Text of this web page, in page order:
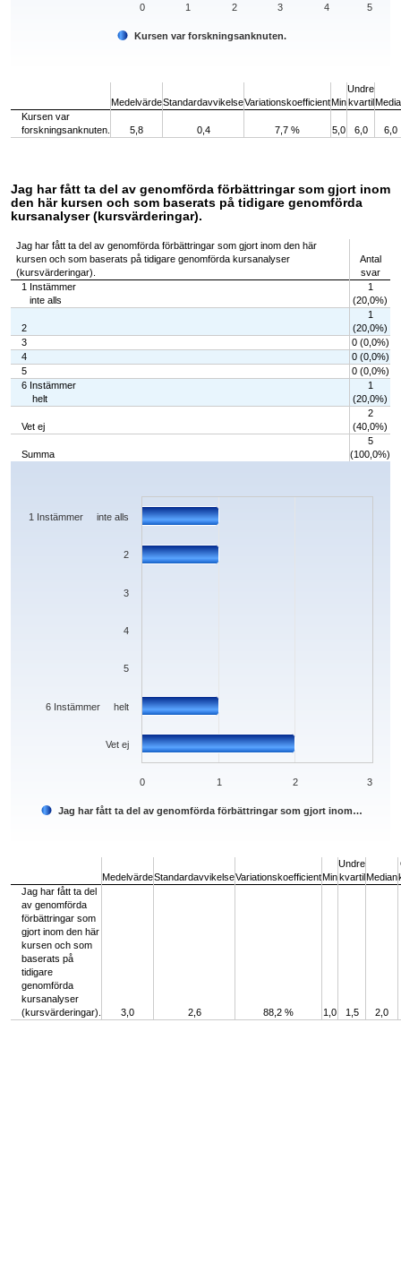
Kursen var forskningsanknuten.
0 1 2 3 4 5
MedelvärdeStandardavvikelseVariationskoefficientMin
Undre
kvartil
Kursen var
forskningsanknuten.
5,8 0,4 7,7 % 5,0 6,0 6,0
Jag har fått ta del av genomförda förbättringar som gjort inom
den här kursen och som baserats på tidigare genomförda
kursanalyser (kursvärderingar).
Jag har fått ta del av genomförda förbättringar som gjort inom den här
kursen och som baserats på tidigare genomförda kursanalyser
(kursvärderingar).
Antal
svar
1 Instämmer
inte alls
1
(20,0%)
2
1
(20,0%)
3
0 (0,0%)
4
0 (0,0%)
5
0 (0,0%)
6 Instämmer
helt
1
(20,0%)
Vet ej
2
(40,0%)
Summa
5
(100,0%)
Chart
The chart has 1 X axis displaying categories.
The chart has 1 Y axis displaying values. Data ranges from 0 to 2.
Jag har fått ta del av genomförda förbättringar som gjort inom…
Vet ej
6 Instämmer helt
5
4
3
2
1 Instämmer inte alls
0 1 2 3
MedelvärdeStandardavvikelseVariationskoefficientMin
Undre
kvartil Median
Jag har fått ta del
av genomförda
förbättringar som
gjort inom den här
kursen och som
baserats på
tidigare
genomförda
kursanalyser
(kursvärderingar).
3,0 2,6 88,2 % 1,0 1,5 2,0